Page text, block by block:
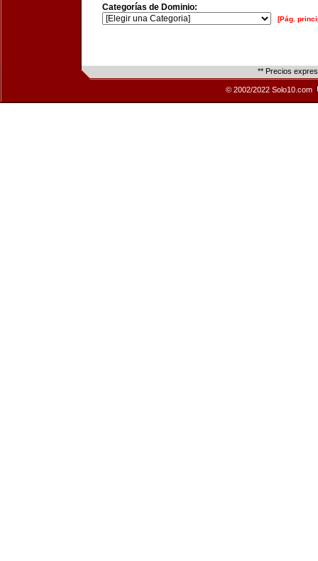
Categorías de Dominio:
[Pág.
** Precios
© 2002/2022 Solo10.com